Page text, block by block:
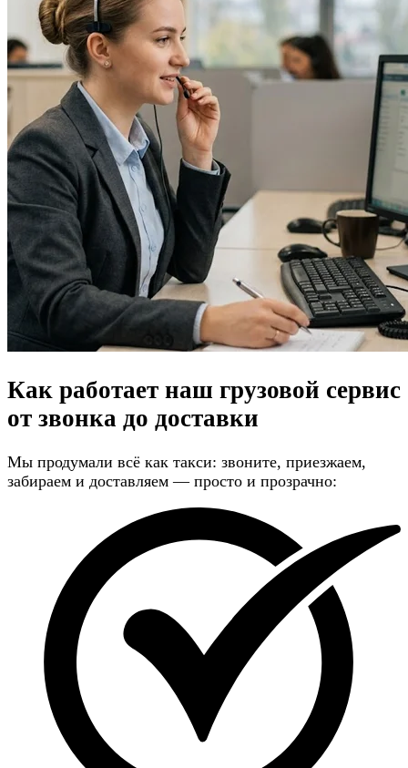
Как работает наш грузовой сервис
от звонка до доставки
Мы продумали всё как такси: звоните, приезжаем,
забираем и доставляем — просто и прозрачно: